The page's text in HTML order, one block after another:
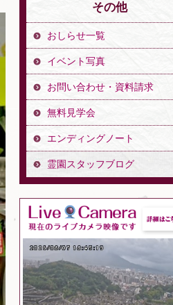
その他
おしらせ一覧
イベント写真
お問い合わせ・資料請求
無料見学会
エンディングノート
霊園スタッフブログ